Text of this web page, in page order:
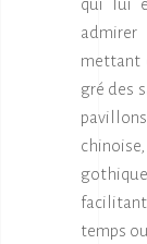
qui lui
mettant
gré des
facilitant
temps